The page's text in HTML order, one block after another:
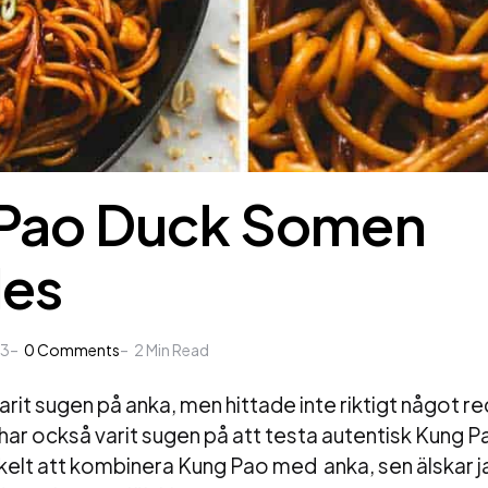
Duck Somen
0Comments 2 Min Read
sugen på anka, men hittade inte riktigt något
också varit sugen på att testa autentisk Kung
att kombinera Kung Pao med anka, sen älskar